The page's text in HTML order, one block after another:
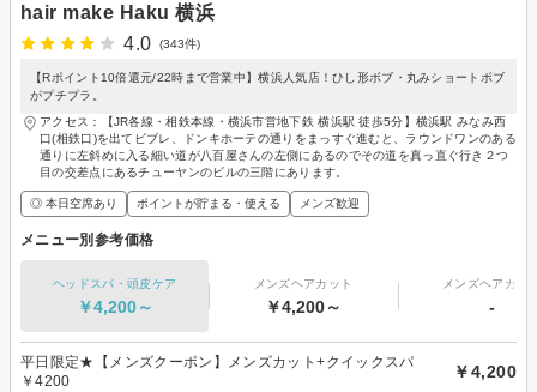
hair make Haku 横浜
4.0
(343件)
【Rポイント10倍還元/22時まで営業中】横浜人気店！ひし形ボブ・丸みショートボブ
がプチプラ。
アクセス：【JR各線・相鉄本線・横浜市営地下鉄 横浜駅 徒歩5分】横浜駅 みなみ西
口(相鉄口)を出てビブレ、ドンキホーテの通りをまっすぐ進むと、ラウンドワンのある
通りに左斜めに入る細い道が八百屋さんの左側にあるのでその道を真っ直ぐ行き２つ
目の交差点にあるチューヤンのビルの三階にあります。
◎ 本日空席あり ポイントが貯まる・使える メンズ歓迎
メニュー別参考価格
ヘッドスパ・頭皮ケア
￥4,200～
メンズヘアカット
￥4,200～
メンズヘアカラ
-
平日限定★【メンズクーポン】メンズカット+クイックスパ
￥4200
￥4,200